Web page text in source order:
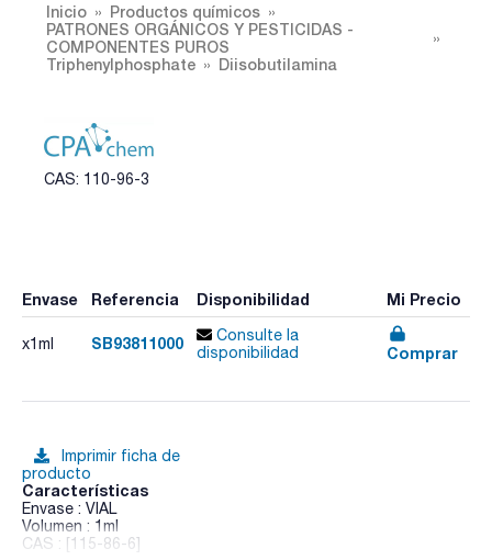
Inicio
Productos químicos
PATRONES ORGÁNICOS Y PESTICIDAS -
COMPONENTES PUROS
Triphenylphosphate
Diisobutilamina
CAS: 110-96-3
Envase Referencia Disponibilidad Mi Precio
x1ml SB93811000
Consulte la
disponibilidad
Comprar
Imprimir ficha de
producto
Características
Envase : VIAL
Volumen : 1ml
CAS : [115-86-6]